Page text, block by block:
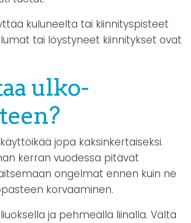
kuluneelta tai kiinnityspisteet
tai löystyneet kiinnitykset ovat
ulko-
jopa kaksinkertaiseksi.
kerran vuodessa pitävät
ongelmat ennen kuin ne
korvaaminen.
ja pehmeällä liinalla. Vältä